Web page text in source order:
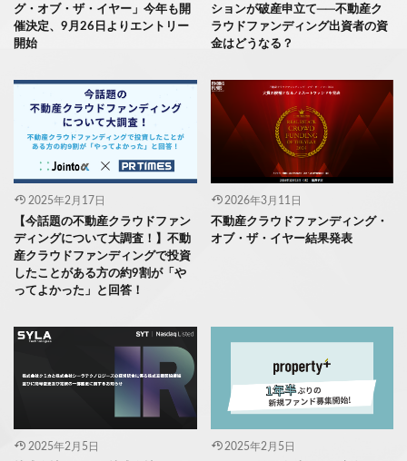
グ・オブ・ザ・イヤー」今年も開
催決定、9月26日よりエントリー
開始
ションが破産申立て──不動産ク
ラウドファンディング出資者の資
金はどうなる？
2025年2月17日
【今話題の不動産クラウドファン
ディングについて大調査！】不動
産クラウドファンディングで投資
したことがある方の約9割が「や
ってよかった」と回答！
2026年3月11日
不動産クラウドファンディング・
オブ・ザ・イヤー結果発表
2025年2月5日 2025年2月5日